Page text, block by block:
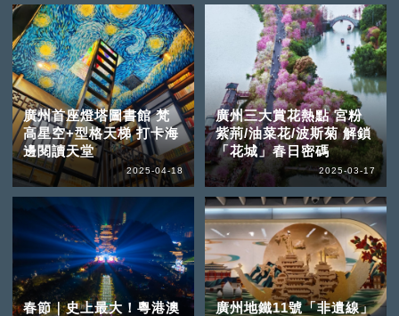
廣州首座燈塔圖書館 梵
高星空+型格天梯 打卡海
邊閱讀天堂
2025-04-18
廣州三大賞花熱點 宮粉
紫荊/油菜花/波斯菊 解鎖
「花城」春日密碼
2025-03-17
春節｜史上最大！粵港澳
廣州地鐵11號「非遺線」